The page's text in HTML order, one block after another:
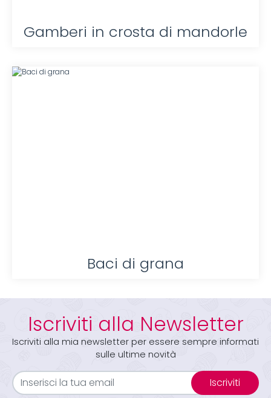
Gamberi in crosta di mandorle
Baci di grana
Iscriviti alla Newsletter
Iscriviti alla mia newsletter per essere sempre informati
sulle ultime novità
Iscriviti